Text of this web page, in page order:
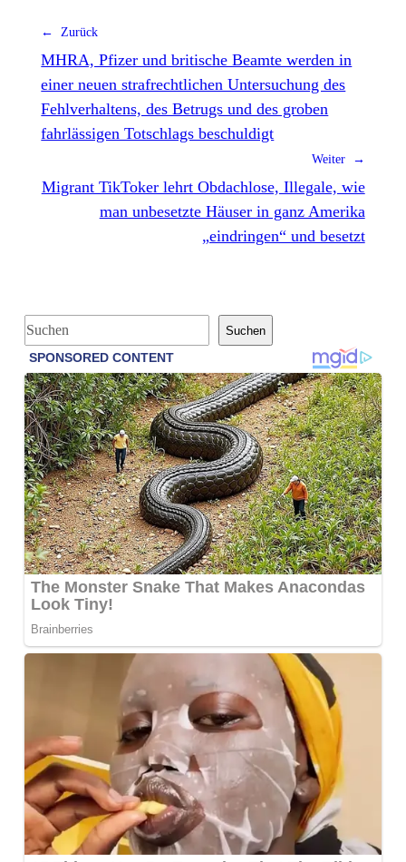
← Zurück
MHRA, Pfizer und britische Beamte werden in
einer neuen strafrechtlichen Untersuchung des
Fehlverhaltens, des Betrugs und des groben
fahrlässigen Totschlags beschuldigt
Weiter →
Migrant TikToker lehrt Obdachlose, Illegale, wie
man unbesetzte Häuser in ganz Amerika
„eindringen“ und besetzt
S
u
h
e
n
Suchen